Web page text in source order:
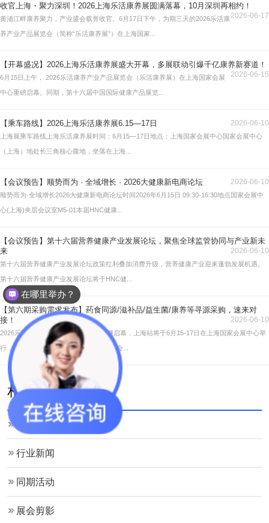
收官上海・聚力深圳！2026上海乐活康养展圆满落幕，10月深圳再相约！
2026-06-17
黄浦江畔康养聚力，产业盛会载誉收官。6月17日下午，为期三天的2026乐活康
养产业产品展览会（简称“乐活康养展”）在上海国家...
【开幕盛况】2026上海乐活康养展盛大开幕，多展联动引爆千亿康养新赛道！
2026-06-15
6月15日上午， 2026乐活康养产业产品展览会（乐活康养展）在上海国家会展
中心重磅启幕。同期，第十六届中国国际健康产品展览...
【乘车路线】2026上海乐活康养展6.15—17日 2026-06-10
上海展乘车路线上海乐活康养展时间：6月15—17日地点：上海国家会展中心国家会展中心
（上海）地处长三角核心腹地，坐落在上海...
【会议预告】顺势而为 · 全域增长 · 2026大健康新电商论坛 2026-06-10
顺势而为·全域增长2026大健康新电商论坛时间2026年6月15日 09:30-16:30地点国家会展中
心(上海)夹层会议室M5-01本届HNC健康...
【会议预告】第十六届营养健康产业发展论坛，聚焦全球监管协同与产业新未
来
2026-06-10
第十六届营养健康产业发展论坛政策红利叠加消费升级，营养健康产业迎来蓬勃发展机遇。
第十六届营养健康产业发展论坛将于HNC健...
【第六期采购需求发布】药食同源/滋补品/益生菌/康养等寻源采购，速来对
接！
2026-06-10
2026乐活康养展上海站、深圳站将相继启幕，上海站将于6月15-17日在上海国家会展中心举
行，深圳站将于10月13-15日在深圳国际会...
相关栏目
大会新闻
行业新闻
同期活动
展会剪影
在哪里举办？